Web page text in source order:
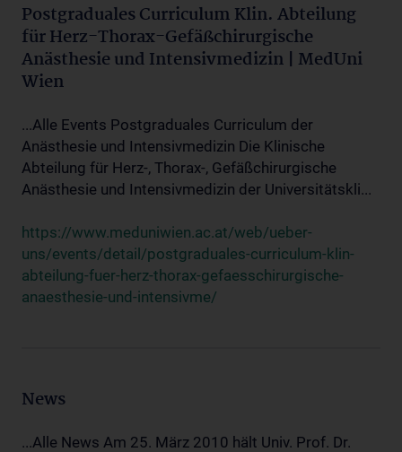
Postgraduales Curriculum Klin. Abteilung
für Herz-Thorax-Gefäßchirurgische
Anästhesie und Intensivmedizin | MedUni
Wien
...Alle Events Postgraduales Curriculum der
Anästhesie und Intensivmedizin Die Klinische
Abteilung für Herz-, Thorax-, Gefäßchirurgische
Anästhesie und Intensivmedizin der Universitätskli...
https://www.meduniwien.ac.at/web/ueber-
uns/events/detail/postgraduales-curriculum-klin-
abteilung-fuer-herz-thorax-gefaesschirurgische-
anaesthesie-und-intensivme/
News
...Alle News Am 25. März 2010 hält Univ. Prof. Dr.